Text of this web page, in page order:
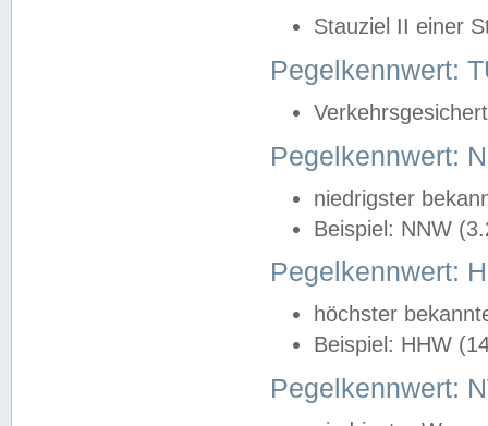
Stauziel II einer
Pegelkennwert:
Pegelkennwert:
niedrigster
Beispiel: NNW
Pegelkennwert:
höchster
Beispiel: HHW
Pegelkennwert: